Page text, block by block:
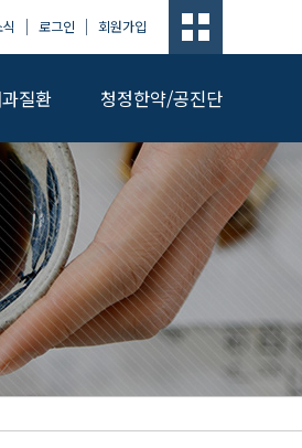
로그인 회원가입
재발 예방 관리를
질환 청정한약/공진단